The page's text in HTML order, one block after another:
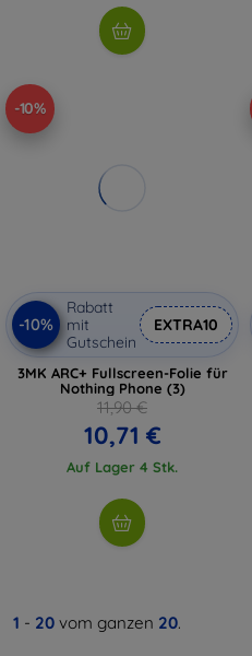
-10%
-10%
Rabatt
mit
Gutschein
EXTRA10
3MK ARC+ Fullscreen-Folie für
Nothing Phone (3)
11,90 €
10,71 €
Auf Lager 4 Stk.
1 - 20 vom ganzen 20.